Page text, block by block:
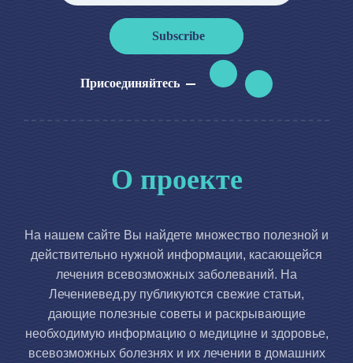
Subscribe
Присоединяйтесь
О проекте
На нашем сайте Вы найдете множество полезной и
действительно нужной информации, касающейся
лечения всевозможных заболеваний. На
Лечениевед.ру публикуются свежие статьи,
дающие полезные советы и раскрывающие
необходимую информацию о медицине и здоровье,
всевозможных болезнях и их лечении в домашних